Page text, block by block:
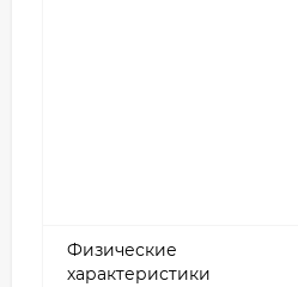
Физические
характеристики